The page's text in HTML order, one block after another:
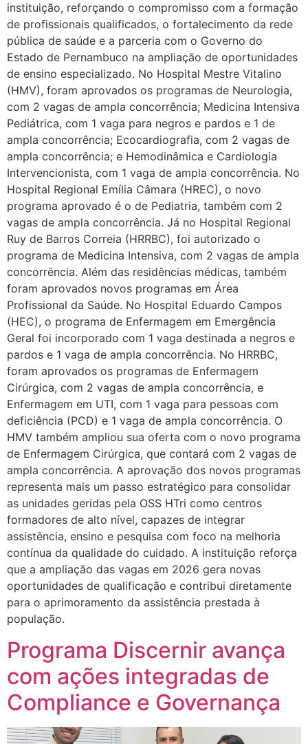
instituição, reforçando o compromisso com a formação
de profissionais qualificados, o fortalecimento da rede
pública de saúde e a parceria com o Governo do
Estado de Pernambuco na ampliação de oportunidades
de ensino especializado. No Hospital Mestre Vitalino
(HMV), foram aprovados os programas de Neurologia,
com 2 vagas de ampla concorrência; Medicina Intensiva
Pediátrica, com 1 vaga para negros e pardos e 1 de
ampla concorrência; Ecocardiografia, com 2 vagas de
ampla concorrência; e Hemodinâmica e Cardiologia
Intervencionista, com 1 vaga de ampla concorrência. No
Hospital Regional Emília Câmara (HREC), o novo
programa aprovado é o de Pediatria, também com 2
vagas de ampla concorrência. Já no Hospital Regional
Ruy de Barros Correia (HRRBC), foi autorizado o
programa de Medicina Intensiva, com 2 vagas de ampla
concorrência. Além das residências médicas, também
foram aprovados novos programas em Área
Profissional da Saúde. No Hospital Eduardo Campos
(HEC), o programa de Enfermagem em Emergência
Geral foi incorporado com 1 vaga destinada a negros e
pardos e 1 vaga de ampla concorrência. No HRRBC,
foram aprovados os programas de Enfermagem
Cirúrgica, com 2 vagas de ampla concorrência, e
Enfermagem em UTI, com 1 vaga para pessoas com
deficiência (PCD) e 1 vaga de ampla concorrência. O
HMV também ampliou sua oferta com o novo programa
de Enfermagem Cirúrgica, que contará com 2 vagas de
ampla concorrência. A aprovação dos novos programas
representa mais um passo estratégico para consolidar
as unidades geridas pela OSS HTri como centros
formadores de alto nível, capazes de integrar
assistência, ensino e pesquisa com foco na melhoria
contínua da qualidade do cuidado. A instituição reforça
que a ampliação das vagas em 2026 gera novas
oportunidades de qualificação e contribui diretamente
para o aprimoramento da assistência prestada à
população.
Programa Discernir avança
com ações integradas de
Compliance e Governança